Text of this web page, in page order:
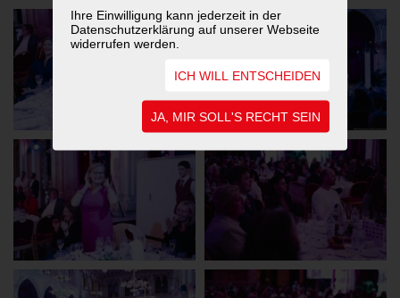
Ihre Einwilligung kann jederzeit in der
Datenschutzerklärung auf unserer Webseite
widerrufen werden.
ICH WILL ENTSCHEIDEN
JA, MIR SOLL'S RECHT SEIN